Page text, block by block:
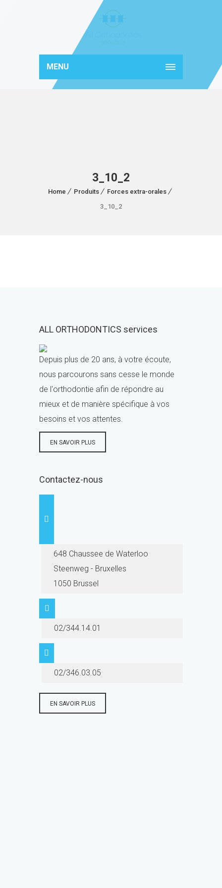
MENU
3_10_2
Home Produits
Forces extra-orales
3_10_2
ALL ORTHODONTICS services
Depuis plus de 20 ans, à votre écoute,
nous parcourons sans cesse le monde
de l'orthodontie afin de répondre au
mieux et de manière spécifique à vos
besoins et vos attentes.
EN SAVOIR PLUS
Contactez-nous
648 Chaussee de Waterloo
Steenweg - Bruxelles
1050 Brussel
02/344.14.01
02/346.03.05
EN SAVOIR PLUS